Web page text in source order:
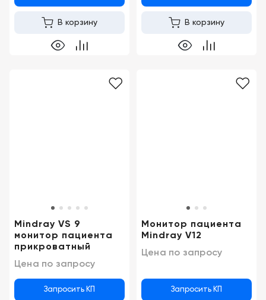
В корзину В корзину
Mindray VS 9
монитор пациента
прикроватный
Цена по запросу
Запросить КП
Монитор пациента
Mindray V12
Цена по запросу
Запросить КП